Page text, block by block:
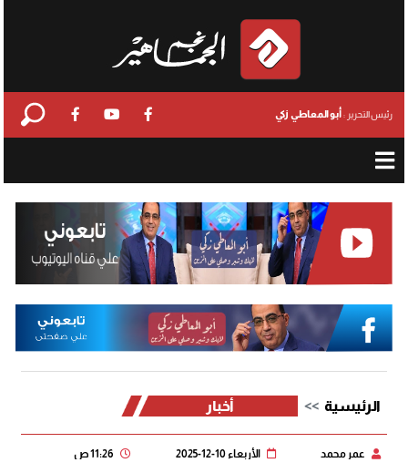
رئيس التحرير : أبو المعاطي زكي
الرئيسية أخبار
عمر محمد الأربعاء 10-12-2025 11:26 ص